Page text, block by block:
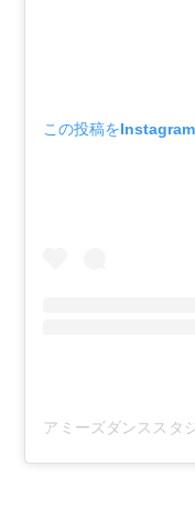
この投稿を